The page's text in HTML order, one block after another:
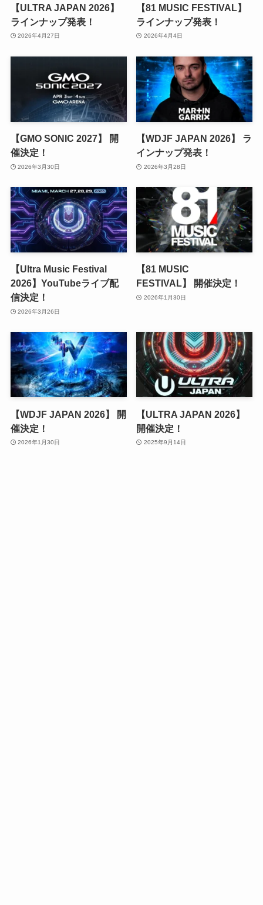
【ULTRA JAPAN 2026】
ラインナップ発表！
2026年4月27日
【81 MUSIC FESTIVAL】
ラインナップ発表！
2026年4月4日
【GMO SONIC 2027】 開
催決定！
2026年3月30日
【WDJF JAPAN 2026】 ラ
インナップ発表！
2026年3月28日
【Ultra Music Festival
2026】YouTubeライブ配
信決定！
2026年3月26日
【81 MUSIC
FESTIVAL】 開催決定！
2026年1月30日
【WDJF JAPAN 2026】 開
催決定！
2026年1月30日
【ULTRA JAPAN 2026】
開催決定！
2025年9月14日